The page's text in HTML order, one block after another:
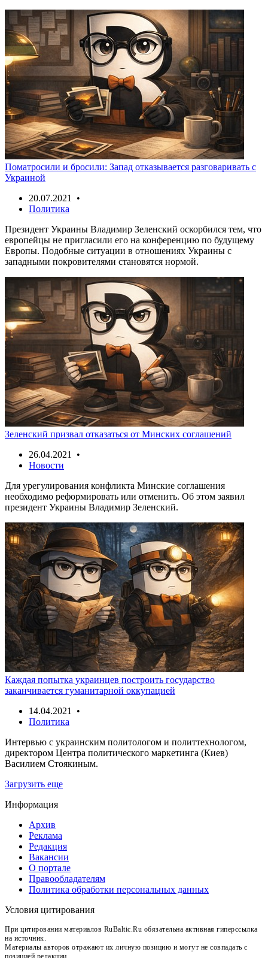
Поматросили и бросили: Запад отказывается разговаривать с
Украиной
20.07.2021 •
Политика
Президент Украины Владимир Зеленский оскорбился тем, что
европейцы не пригласили его на конференцию по будущему
Европы. Подобные ситуации в отношениях Украины с
западными покровителями становятся нормой.
Зеленский призвал отказаться от Минских соглашений
26.04.2021 •
Новости
Для урегулирования конфликта Минские соглашения
необходимо реформировать или отменить. Об этом заявил
президент Украины Владимир Зеленский.
Каждая попытка украинцев построить государство
заканчивается гуманитарной оккупацией
14.04.2021 •
Политика
Интервью с украинским политологом и политтехнологом,
директором Центра политического маркетинга (Киев)
Василием Стоякиным.
Загрузить еще
Информация
Архив
Реклама
Редакция
Вакансии
О портале
Правообладателям
Политика обработки персональных данных
Условия цитирования
При цитировании материалов RuBaltic.Ru обязательна активная гиперссылка
на источник.
Материалы авторов отражают их личную позицию и могут не совпадать с
позицией редакции.